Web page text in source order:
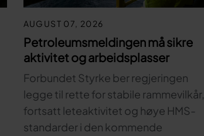
AUGUST 07, 2026
Petroleumsmeldingen må sikre
aktivitet og arbeidsplasser
Forbundet Styrke ber regjeringen
legge til rette for stabile rammevilkår,
fortsatt leteaktivitet og høye HMS-
standarder i den kommende